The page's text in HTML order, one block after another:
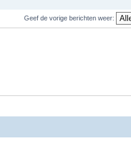
Geef de vorige berichten weer: